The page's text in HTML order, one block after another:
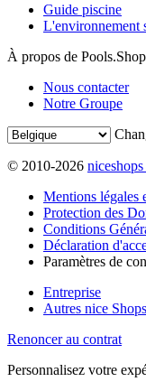
Guide piscine
L'environnement
À propos de Pools.Shop
Nous contacter
Notre Groupe
© 2010-2026
Mentions légales
Protection des
Conditions
Déclaration
Paramètres de
Entreprise
Autres nice Shops
Renoncer au contrat
Personnalisez votre